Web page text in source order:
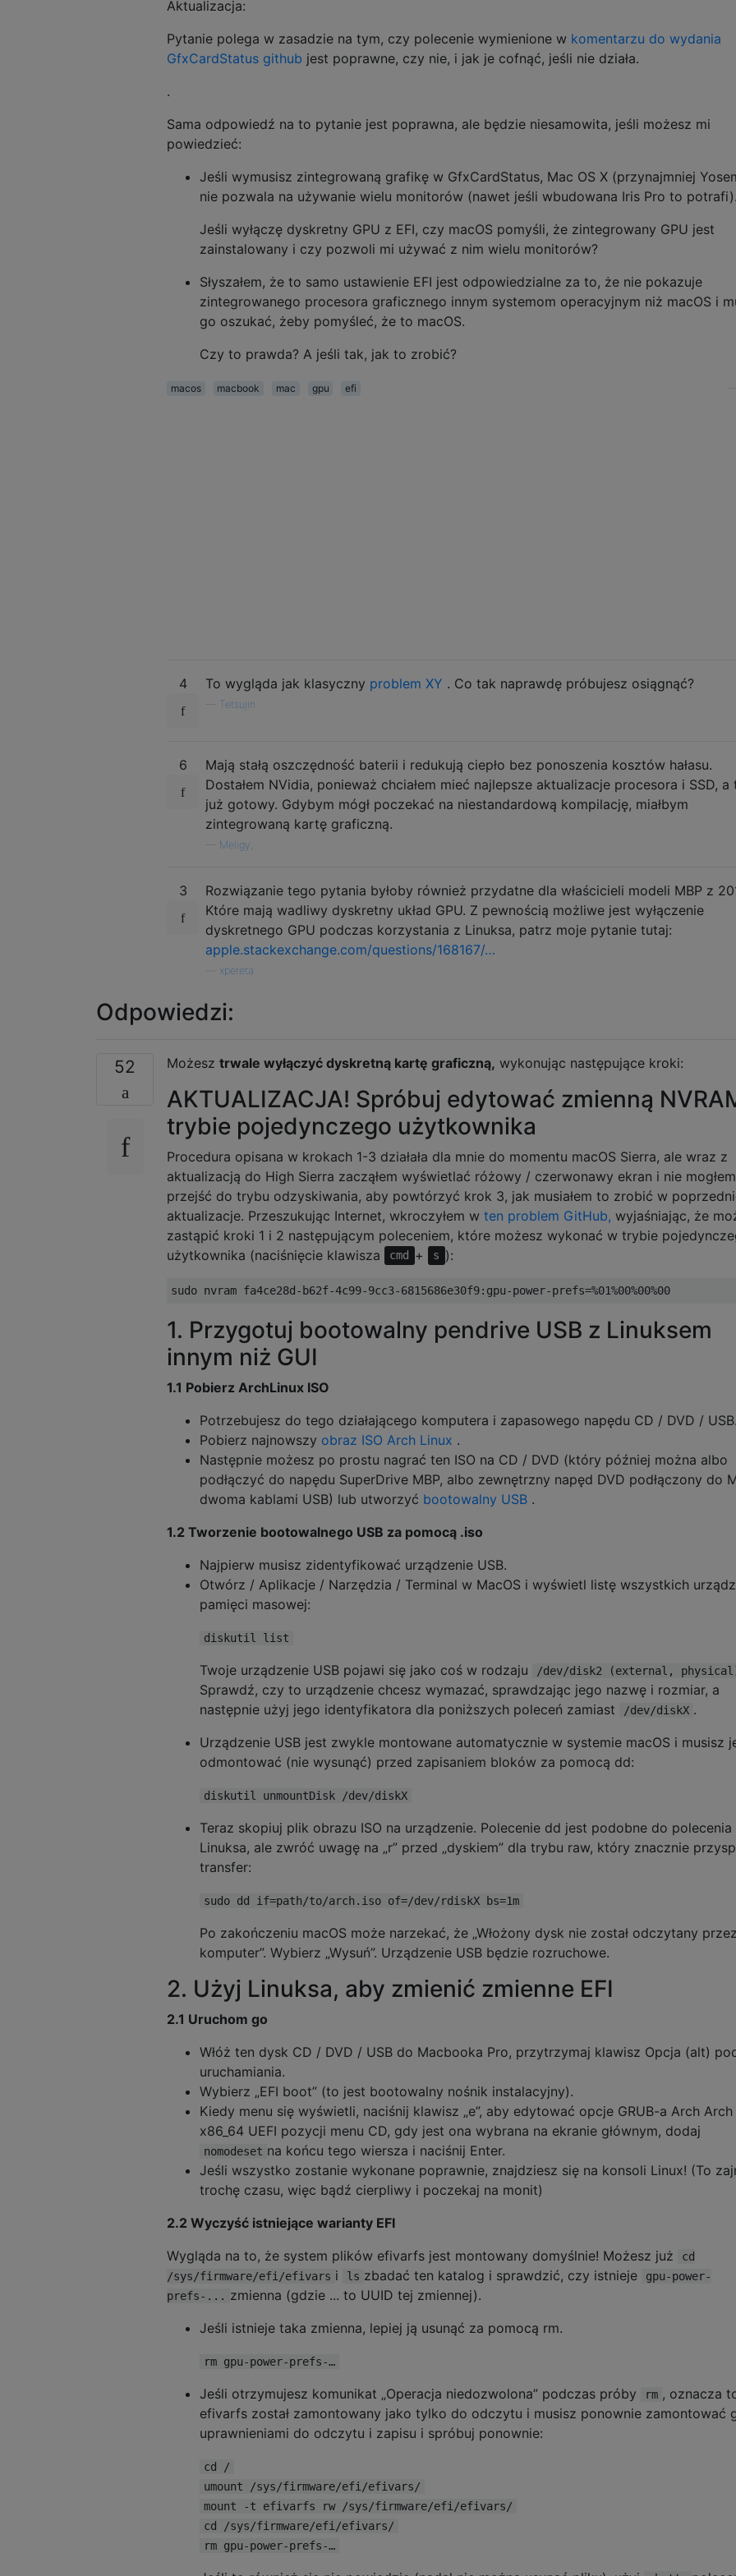
Aktualizacja:
Pytanie polega w zasadzie na tym, czy polecenie wymienione w komentarzu do wydania
GfxCardStatus github jest poprawne, czy nie, i jak je cofnąć, jeśli nie działa.
.
Sama odpowiedź na to pytanie jest poprawna, ale będzie niesamowita, jeśli możesz mi
powiedzieć:
Jeśli wymusisz zintegrowaną grafikę w GfxCardStatus, Mac OS X (przynajmniej
nie pozwala na używanie wielu monitorów (nawet jeśli wbudowana Iris Pro to potrafi).
Jeśli wyłączę dyskretny GPU z EFI, czy macOS pomyśli, że zintegrowany GPU jest
zainstalowany i czy pozwoli mi używać z nim wielu monitorów?
Słyszałem, że to samo ustawienie EFI jest odpowiedzialne za to, że nie pokazuje
zintegrowanego procesora graficznego innym systemom operacyjnym niż macOS i
go oszukać, żeby pomyśleć, że to macOS.
Czy to prawda? A jeśli tak, jak to zrobić?
macos macbook mac gpu efi
4 To wygląda jak klasyczny problem XY . Co tak naprawdę próbujesz osiągnąć?
Tetsujin
6
Mają stałą oszczędność baterii i redukują ciepło bez ponoszenia kosztów hałasu.
Dostałem NVidia, ponieważ chciałem mieć najlepsze aktualizacje procesora i SSD, a
już gotowy. Gdybym mógł poczekać na niestandardową kompilację, miałbym
zintegrowaną kartę graficzną.
Meligy,
3
Rozwiązanie tego pytania byłoby również przydatne dla właścicieli modeli MBP z
Które mają wadliwy dyskretny układ GPU. Z pewnością możliwe jest wyłączenie
dyskretnego GPU podczas korzystania z Linuksa, patrz moje pytanie tutaj:
apple.stackexchange.com/questions/168167/…
xpereta
Odpowiedzi:
52 Możesz trwale wyłączyć dyskretną kartę graficzną, wykonując następujące kroki:
AKTUALIZACJA! Spróbuj edytować zmienną
trybie pojedynczego użytkownika
Procedura opisana w krokach 1-3 działała dla mnie do momentu macOS Sierra, ale wraz z
aktualizacją do High Sierra zacząłem wyświetlać różowy / czerwonawy ekran i nie mogłem
przejść do trybu odzyskiwania, aby powtórzyć krok 3, jak musiałem to zrobić w
aktualizacje. Przeszukując Internet, wkroczyłem w ten problem GitHub, wyjaśniając, że
zastąpić kroki 1 i 2 następującym poleceniem, które możesz wykonać w trybie
użytkownika (naciśnięcie klawisza
cmd + s ):
1. Przygotuj bootowalny pendrive USB z Linuksem
innym niż GUI
1.1 Pobierz ArchLinux ISO
Potrzebujesz do tego działającego komputera i zapasowego napędu CD / DVD / USB.
Pobierz najnowszy obraz ISO Arch Linux .
Następnie możesz po prostu nagrać ten ISO na CD / DVD (który później można albo
podłączyć do napędu SuperDrive MBP, albo zewnętrzny napęd DVD podłączony do
dwoma kablami USB) lub utworzyć bootowalny USB .
1.2 Tworzenie bootowalnego USB za pomocą .iso
Najpierw musisz zidentyfikować urządzenie USB.
Otwórz / Aplikacje / Narzędzia / Terminal w MacOS i wyświetl listę wszystkich
pamięci masowej:
diskutil list
Twoje urządzenie USB pojawi się jako coś w rodzaju /dev/disk2 (external,
Sprawdź, czy to urządzenie chcesz wymazać, sprawdzając jego nazwę i rozmiar, a
następnie użyj jego identyfikatora dla poniższych poleceń zamiast
/dev/diskX .
Urządzenie USB jest zwykle montowane automatycznie w systemie macOS i musisz
odmontować (nie wysunąć) przed zapisaniem bloków za pomocą dd:
diskutil unmountDisk /dev/diskX
Teraz skopiuj plik obrazu ISO na urządzenie. Polecenie dd jest podobne do polecenia
Linuksa, ale zwróć uwagę na „r” przed „dyskiem” dla trybu raw, który znacznie
transfer:
sudo dd if=path/to/arch.iso of=/dev/rdiskX bs=1m
Po zakończeniu macOS może narzekać, że „Włożony dysk nie został odczytany
komputer”. Wybierz „Wysuń”. Urządzenie USB będzie rozruchowe.
2. Użyj Linuksa, aby zmienić zmienne EFI
2.1 Uruchom go
Włóż ten dysk CD / DVD / USB do Macbooka Pro, przytrzymaj klawisz Opcja (alt)
uruchamiania.
Wybierz „EFI boot” (to jest bootowalny nośnik instalacyjny).
Kiedy menu się wyświetli, naciśnij klawisz „e”, aby edytować opcje GRUB-a Arch Arch
x86_64 UEFI pozycji menu CD, gdy jest ona wybrana na ekranie głównym, dodaj
nomodeset na końcu tego wiersza i naciśnij Enter.
Jeśli wszystko zostanie wykonane poprawnie, znajdziesz się na konsoli Linux! (To
trochę czasu, więc bądź cierpliwy i poczekaj na monit)
2.2 Wyczyść istniejące warianty EFI
Wygląda na to, że system plików efivarfs jest montowany domyślnie! Możesz już
cd
/sys/firmware/efi/efivars i ls zbadać ten katalog i sprawdzić, czy istnieje
gpu-power-
prefs-... zmienna (gdzie ... to UUID tej zmiennej).
Jeśli istnieje taka zmienna, lepiej ją usunąć za pomocą rm.
rm gpu-power-prefs-…
Jeśli otrzymujesz komunikat „Operacja niedozwolona” podczas próby rm , oznacza
efivarfs został zamontowany jako tylko do odczytu i musisz ponownie zamontować
uprawnieniami do odczytu i zapisu i spróbuj ponownie:
cd /
umount /sys/firmware/efi/efivars/
mount -t efivarfs rw /sys/firmware/efi/efivars/
cd /sys/firmware/efi/efivars/
rm gpu-power-prefs-…